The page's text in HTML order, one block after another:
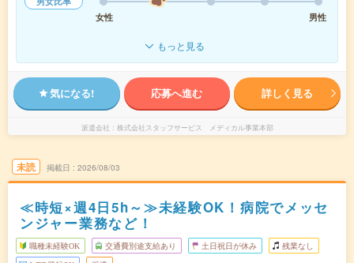
女性
男性
もっと見る
気になる! 応募へ進む 詳しく見る
派遣会社 株式会社スタッフサービス メディカル事業本部
未読 掲載日 2026/08/03
≪時短×週4日5h～≫未経験OK！病院でメッセ
ンジャー業務など！
職種未経験OK 交通費別途支給あり 土日祝日が休み 残業なし